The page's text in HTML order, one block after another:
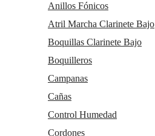
Anillos Fónicos
Atril Marcha Clarinete Bajo
Boquillas Clarinete Bajo
Boquilleros
Campanas
Cañas
Control Humedad
Cordones